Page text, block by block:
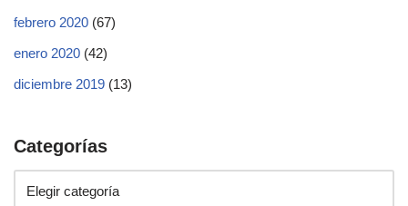
febrero 2020 (67)
enero 2020 (42)
diciembre 2019 (13)
Categorías